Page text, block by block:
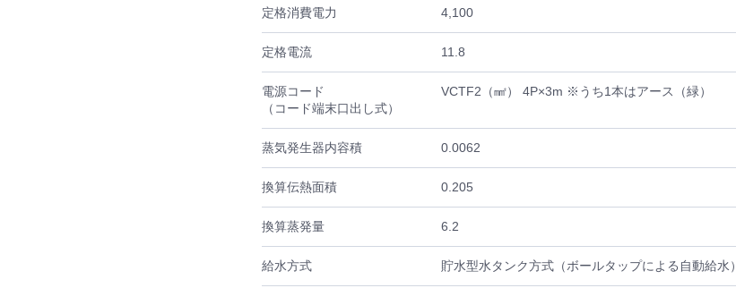
定格消費電力 4,100
定格電流 11.8
電源コード
（コード端末口出し式）
VCTF2（㎟） 4P×3m ※うち1本はアース（緑）
蒸気発生器内容積 0.0062
換算伝熱面積 0.205
換算蒸発量 6.2
給水方式 貯水型水タンク方式（ボールタップによる自動給水）